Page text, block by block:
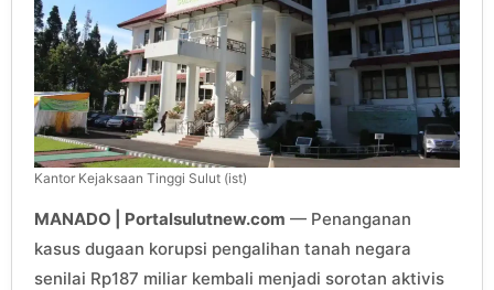
Kantor Kejaksaan Tinggi Sulut (ist)
MANADO | Portalsulutnew.com — Penanganan
kasus dugaan korupsi pengalihan tanah negara
senilai Rp187 miliar kembali menjadi sorotan aktivis